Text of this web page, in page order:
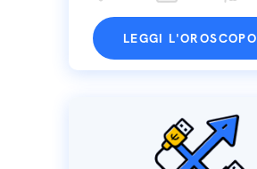
LEGGI L'OROSCOPO